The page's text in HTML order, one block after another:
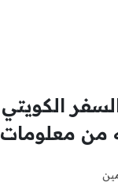
من معلومات